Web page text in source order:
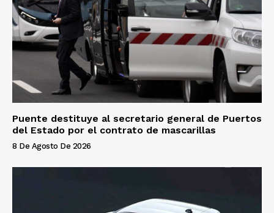
Puente destituye al secretario general de Puertos
del Estado por el contrato de mascarillas
8 De Agosto De 2026